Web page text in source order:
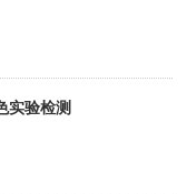
实验检测